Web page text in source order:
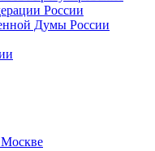
России
Думы России